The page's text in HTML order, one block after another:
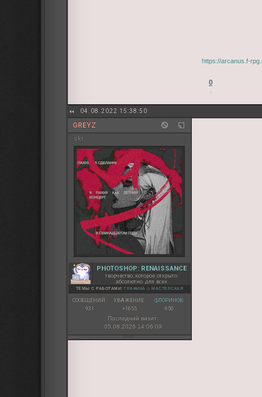
https://arcanus.f-
0
04.08.2022 15:38:50
GREYZ
skr
PHOTOSHOP: RENAISSANCE
творчество, которое открыто
абсолютно для всех
ТЕМЫ С РАБОТАМИ: ГРАФИКА ◇ МАСТЕРСКАЯ
СООБЩЕНИЙ:
931
УВАЖЕНИЕ:
+1655
ФЛОРИНОВ:
650
Последний визит:
05.08.2026 14:06:09